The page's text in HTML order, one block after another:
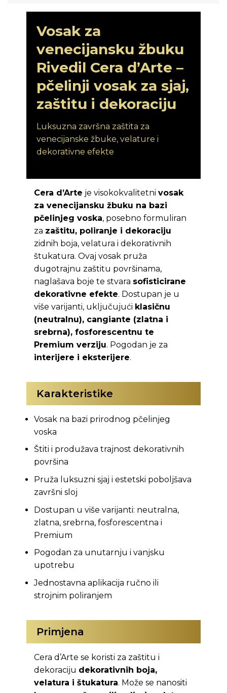
Vosak za
venecijansku žbuku
Rivedil Cera d’Arte –
pčelinji vosak za sjaj,
zaštitu i dekoraciju
Luksuzna završna zaštita za
venecijanske žbuke, velature i
dekorativne efekte
Cera d’Arte je visokokvalitetni vosak
za venecijansku žbuku na bazi
pčelinjeg voska, posebno formuliran
za zaštitu, poliranje i dekoraciju
zidnih boja, velatura i dekorativnih
štukatura. Ovaj vosak pruža
dugotrajnu zaštitu površinama,
naglašava boje te stvara sofisticirane
dekorativne efekte. Dostupan je u
više varijanti, uključujući klasičnu
(neutralnu), cangiante (zlatna i
srebrna), fosforescentnu te
Premium verziju. Pogodan je za
interijere i eksterijere.
Karakteristike
Vosak na bazi prirodnog pčelinjeg
voska
Štiti i produžava trajnost dekorativnih
površina
Pruža luksuzni sjaj i estetski poboljšava
završni sloj
Dostupan u više varijanti: neutralna,
zlatna, srebrna, fosforescentna i
Premium
Pogodan za unutarnju i vanjsku
upotrebu
Jednostavna aplikacija ručno ili
strojnim poliranjem
Primjena
Cera d’Arte se koristi za zaštitu i
dekoraciju dekorativnih boja,
velatura i štukatura. Može se nanositi